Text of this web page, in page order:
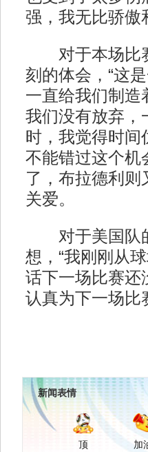
强，我无比骄傲
对于本场比赛
刻的体会，“这
一直给我们制造
我们没有放弃，
时，我觉得时间
不能错过这个机
了，布拉德利则
关爱。
对于美国队的
想，“我刚刚从
话下一场比赛还
认真为下一场比
新闻表情
顶 加